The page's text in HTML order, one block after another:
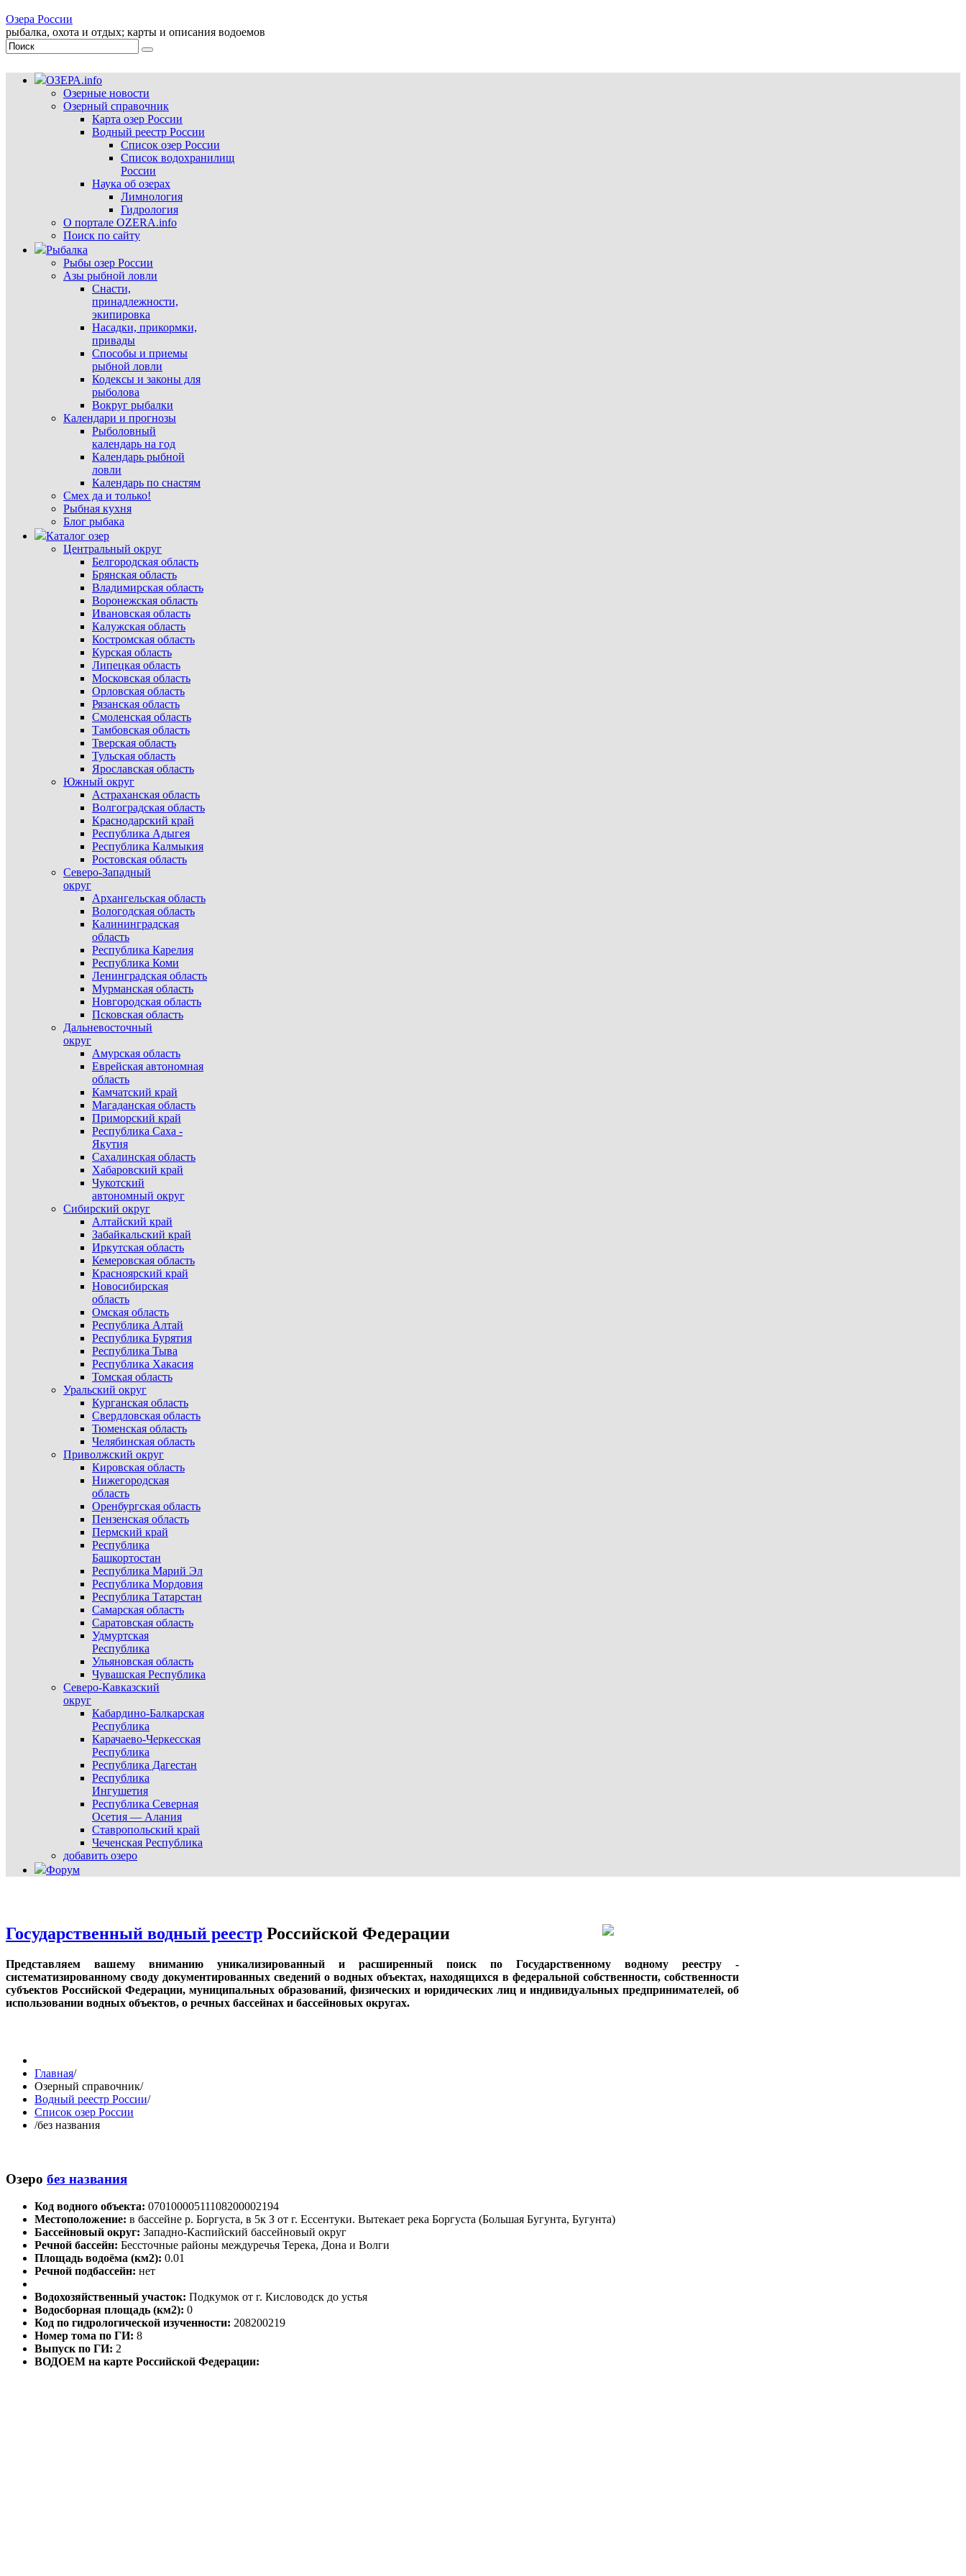
Озера России
рыбалка, охота и отдых; карты и описания водоемов
ОЗЕРА.info
Озерные новости
Озерный справочник
Карта озер России
Водный реестр России
Список озер России
Список водохранилищ
России
Наука об озерах
Лимнология
Гидрология
О портале OZERA.info
Поиск по сайту
Рыбалка
Рыбы озер России
Азы рыбной ловли
Снасти,
принадлежности,
экипировка
Насадки, прикормки,
привады
Способы и приемы
рыбной ловли
Кодексы и законы для
рыболова
Вокруг рыбалки
Календари и прогнозы
Рыболовный
календарь на год
Календарь рыбной
ловли
Календарь по снастям
Смех да и только!
Рыбная кухня
Блог рыбака
Каталог озер
Центральный округ
Белгородская область
Брянская область
Владимирская область
Воронежская область
Ивановская область
Калужская область
Костромская область
Курская область
Липецкая область
Московская область
Орловская область
Рязанская область
Смоленская область
Тамбовская область
Тверская область
Тульская область
Ярославская область
Южный округ
Астраханская область
Волгоградская область
Краснодарский край
Республика Адыгея
Республика Калмыкия
Ростовская область
Северо-Западный
округ
Архангельская область
Вологодская область
Калининградская
область
Республика Карелия
Республика Коми
Ленинградская область
Мурманская область
Новгородская область
Псковская область
Дальневосточный
округ
Амурская область
Еврейская автономная
область
Камчатский край
Магаданская область
Приморский край
Республика Саха -
Якутия
Сахалинская область
Хабаровский край
Чукотский
автономный округ
Сибирский округ
Алтайский край
Забайкальский край
Иркутская область
Кемеровская область
Красноярский край
Новосибирская
область
Омская область
Республика Алтай
Республика Бурятия
Республика Тыва
Республика Хакасия
Томская область
Уральский округ
Курганская область
Свердловская область
Тюменская область
Челябинская область
Приволжский округ
Кировская область
Нижегородская
область
Оренбургская область
Пензенская область
Пермский край
Республика
Башкортостан
Республика Марий Эл
Республика Мордовия
Республика Татарстан
Самарская область
Саратовская область
Удмуртская
Республика
Ульяновская область
Чувашская Республика
Северо-Кавказский
округ
Кабардино-Балкарская
Республика
Карачаево-Черкесская
Республика
Республика Дагестан
Республика
Ингушетия
Республика Северная
Осетия — Алания
Ставропольский край
Чеченская Республика
добавить озеро
Форум
Государственный водный реестр Российской Федерации
Представляем вашему вниманию уникализированный и расширенный поиск по Государственному водному реестру -
систематизированному своду документированных сведений о водных объектах, находящихся в федеральной собственности, собственности
субъектов Российской Федерации, муниципальных образований, физических и юридических лиц и индивидуальных предпринимателей, об
использовании водных объектов, о речных бассейнах и бассейновых округах.
Главная/
Озерный справочник/
Водный реестр России/
Список озер России
/без названия
Озеро без названия
Код водного объекта: 07010000511108200002194
Местоположение: в бассейне р. Боргуста, в 5к З от г. Ессентуки. Вытекает река Боргуста (Большая Бугунта, Бугунта)
Бассейновый округ: Западно-Каспийский бассейновый округ
Речной бассейн: Бессточные районы междуречья Терека, Дона и Волги
Площадь водоёма (км2): 0.01
Речной подбассейн: нет
Водохозяйственный участок: Подкумок от г. Кисловодск до устья
Водосборная площадь (км2): 0
Код по гидрологической изученности: 208200219
Номер тома по ГИ: 8
Выпуск по ГИ: 2
ВОДОЕМ на карте Российской Федерации: